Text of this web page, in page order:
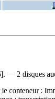
— 2 disques
conteneur :